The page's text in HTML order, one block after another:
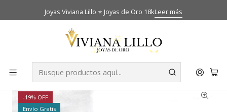
Joyas Viviana Lillo ⭐ Joyas de Oro 18kLeer más
Inicio Catálogo
Colgante chatón cuadrado rosa de francia mediano Oro
-19% OFF
Envío Gratis